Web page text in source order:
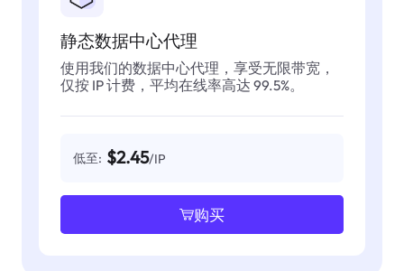
静态数据中心代理
使用我们的数据中心代理，享受无限带宽，
仅按 IP 计费，平均在线率高达 99.5%。
低至: $2.45/IP
购买